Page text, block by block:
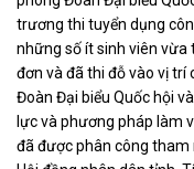
trương thi tuyển dụng
những số ít sinh viên vừa
đơn và đã thi đỗ vào vị trí
Đoàn Đại biểu Quốc hội
lực và phương pháp làm
đã được phân công tham